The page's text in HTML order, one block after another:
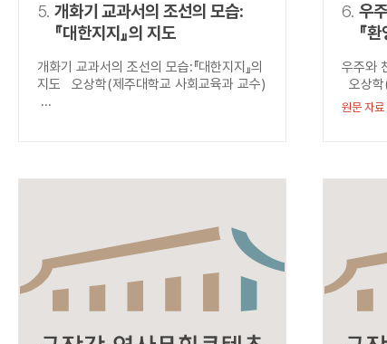
5. 개화기 교과서의 조선의 모습:
『대한지지』의 지도
개화기 교과서의 조선의 모습:『대한지지』의
지도 오상학(제주대학교 사회교육과 교수)
...
6. 우
『
우주와
오상
원문 자료